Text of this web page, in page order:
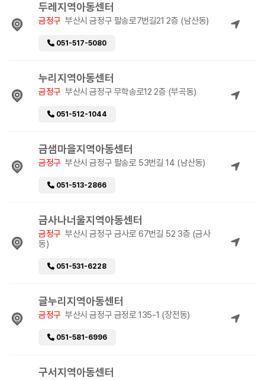
두레지역아동센터
금정구 부산시 금정구 팔송로7번길21 2층 (남산동)
051-517-5080
누리지역아동센터
금정구 부산시 금정구 무학송로12 2층 (부곡동)
051-512-1044
금샘마을지역아동센터
금정구 부산시 금정구 팔송로 53번길 14 (남산동)
051-513-2866
금사나너울지역아동센터
금정구 부산시 금정구 금사로 67번길 52 3층 (금사
동)
051-531-6228
글누리지역아동센터
금정구 부산시 금정구 금정로 135-1 (장전동)
051-581-6996
구서지역아동센터